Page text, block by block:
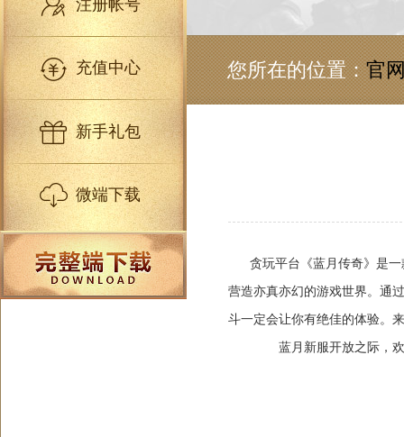
注册帐号
充值中心
新手礼包
微端下载
您所在的位置：官
贪玩平台《蓝月传奇》是一
营造亦真亦幻的游戏世界。通
斗一定会让你有绝佳的体验。
蓝月新服开放之际，欢